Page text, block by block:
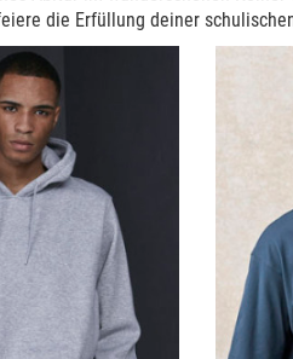
die Erfüllung deiner